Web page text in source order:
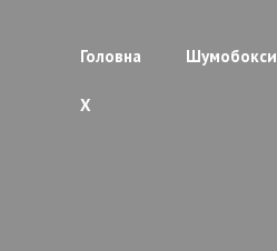
Головна Шумобокси
X